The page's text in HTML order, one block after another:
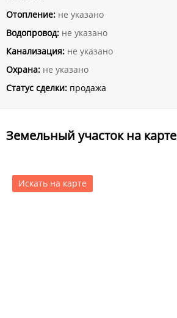
Отопление: не указано
Водопровод: не указано
Канализация: не указано
Охрана: не указано
Статус сделки: продажа
Земельный участок на карте
Искать на карте